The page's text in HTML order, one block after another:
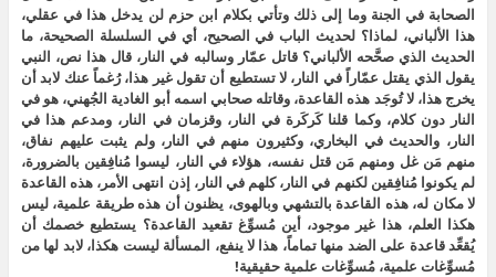
الصحابة في الجنة وما إلى ذلك وتأتي بكلام ابن حزم لن يدخل هذا في عقلي،
هذا الألباني، لماذا؟ لحديث الباب في الصحيح، أي في السلسلة الصحيحة، ما
الحديث الذي صحَّحه الألباني؟ قاتل عمّار وسالبه في النار، قال هذا نص، النبي
يقول الذي يقتل عمّاراً في النار، لا تستطيع أن تقول غير هذا، رُغماً عنك لابد أن
يخرج هذا، لا تُوجَد هذه القاعدة، وقاتله صحابي اسمه أبو الغادية الجُهني، هو في
النار دون كلام، وكما قلنا كَركَرة في النار، وقزمان في النار، ومدعم هذا في
النار، والحديث في البخاري، وكثيرون منهم في النار، ولم يثبت عليهم نفاق،
منهم مَن غل ومنهم مَن قتل نفسه، هؤلاء في النار، ليسوا مُنافِقين بالضرورة،
لم يكونوا مُنافِقين لكنهم في النار، كلهم في النار، إذن انتهى الأمر، هذه القاعدة
لا مكان له، هذه القاعدة بالتشهي وبالهوى، يظنون أن هذه طريقة علمية، ليس
هكذا العلم، هذا غير موجود، أين مُسوِّغ تقعيد القاعدة؟ يستطيع خصمك أن
يُقعِّد قاعدة على الضد منها تماماً، هذا لا ينفع، المسألة ليست هكذا، لابد لها من
مُسوِّغات علمية، مُسوِّغات علمية حقيقية!